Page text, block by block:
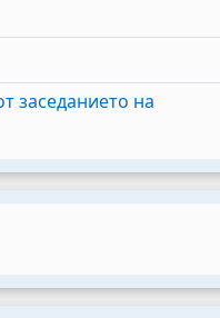
заседанието на